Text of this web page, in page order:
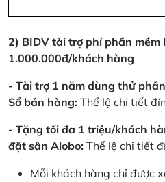
2) BIDV tài trợ phí phần mềm
1.000.000đ/khách hàng
- Tài trợ 1 năm dùng thử
Sổ bán hàng: Thể lệ chi tiết
- Tặng tối đa 1 triệu/khách
đặt sân Alobo: Thể lệ chi tiết
Mỗi khách hàng chỉ được